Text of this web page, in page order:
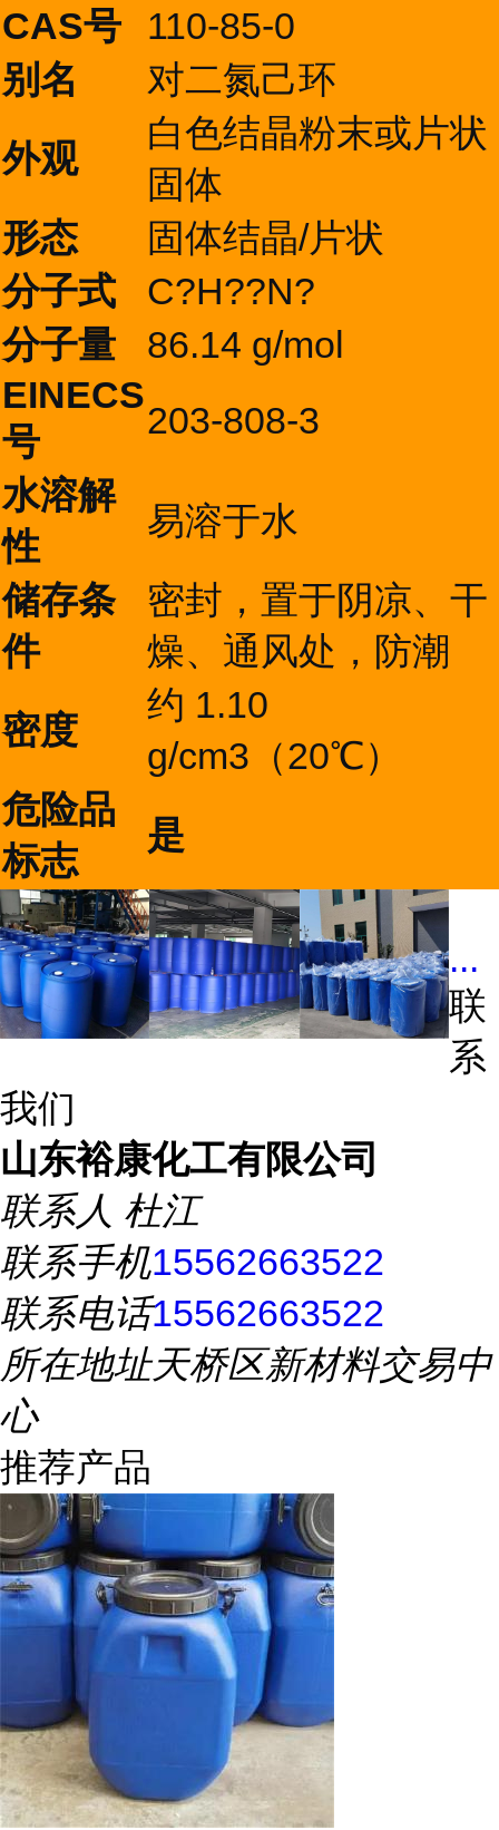
CAS号
110-85-0
别名
对二氮己环
外观
白色结晶粉末或片状
固体
形态
固体结晶/片状
分子式
C?H??N?
分子量
86.14 g/mol
EINECS
号
203-808-3
水溶解
性
易溶于水
储存条
件
密封，置于阴凉、干
燥、通风处，防潮
密度
约 1.10
g/cm3（20℃）
危险品
标志
是
...
联
系
我们
山东裕康化工有限公司
联系人 杜江
联系手机15562663522
联系电话15562663522
所在地址天桥区新材料交易中
心
推荐产品